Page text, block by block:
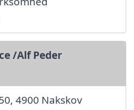
/Alf Peder
4900 Nakskov